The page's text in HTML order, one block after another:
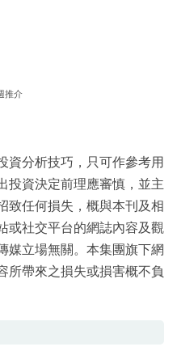
推介
資分析技巧，只可作參考用
投資決定前理應審慎，並主
致任何損失，概與本刊及相
或社交平台的網誌內容及觀
媒立場無關。本集團旗下網
所帶來之損失或損害概不負